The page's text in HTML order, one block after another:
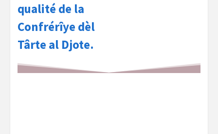
qualité de la
Confrérîye dèl
Târte al Djote.